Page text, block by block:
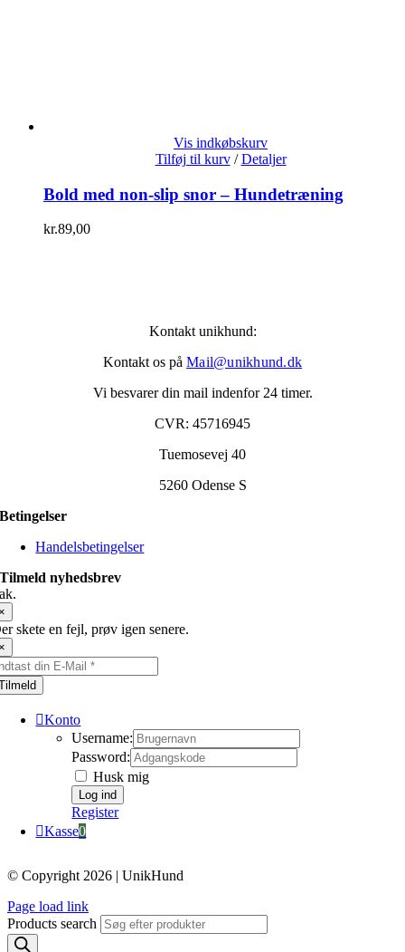
Vis indkøbskurv
Tilføj til kurv / Detaljer
Bold med non-slip snor – Hundetræning
kr.89,00
Kontakt unikhund:
Kontakt os på Mail@unikhund.dk
Vi besvarer din mail indenfor 24 timer.
CVR: 45716945
Tuemosevej 40
5260 Odense S
Betingelser
Handelsbetingelser
Tilmeld nyhedsbrev
skete en fejl, prøv igen senere.
Konto
Username:
Password:
Husk mig
Register
Kasse0
© Copyright 2026 | UnikHund
Page load link
Products search